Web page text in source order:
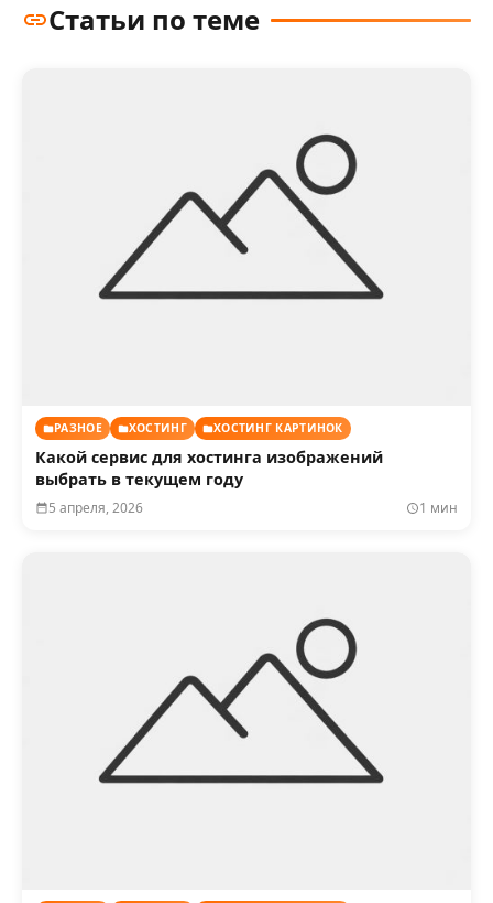
Статьи по теме
РАЗНОЕ ХОСТИНГ ХОСТИНГ КАРТИНОК
Какой сервис для хостинга изображений
выбрать в текущем году
5 апреля, 2026 1 мин